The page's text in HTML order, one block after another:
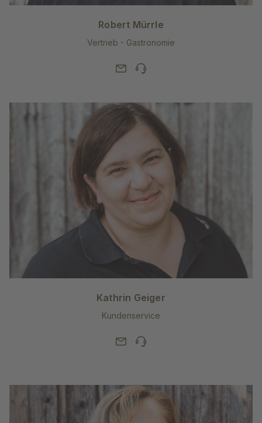
Robert Mürrle
Vertrieb - Gastronomie
Kathrin Geiger
Kundenservice